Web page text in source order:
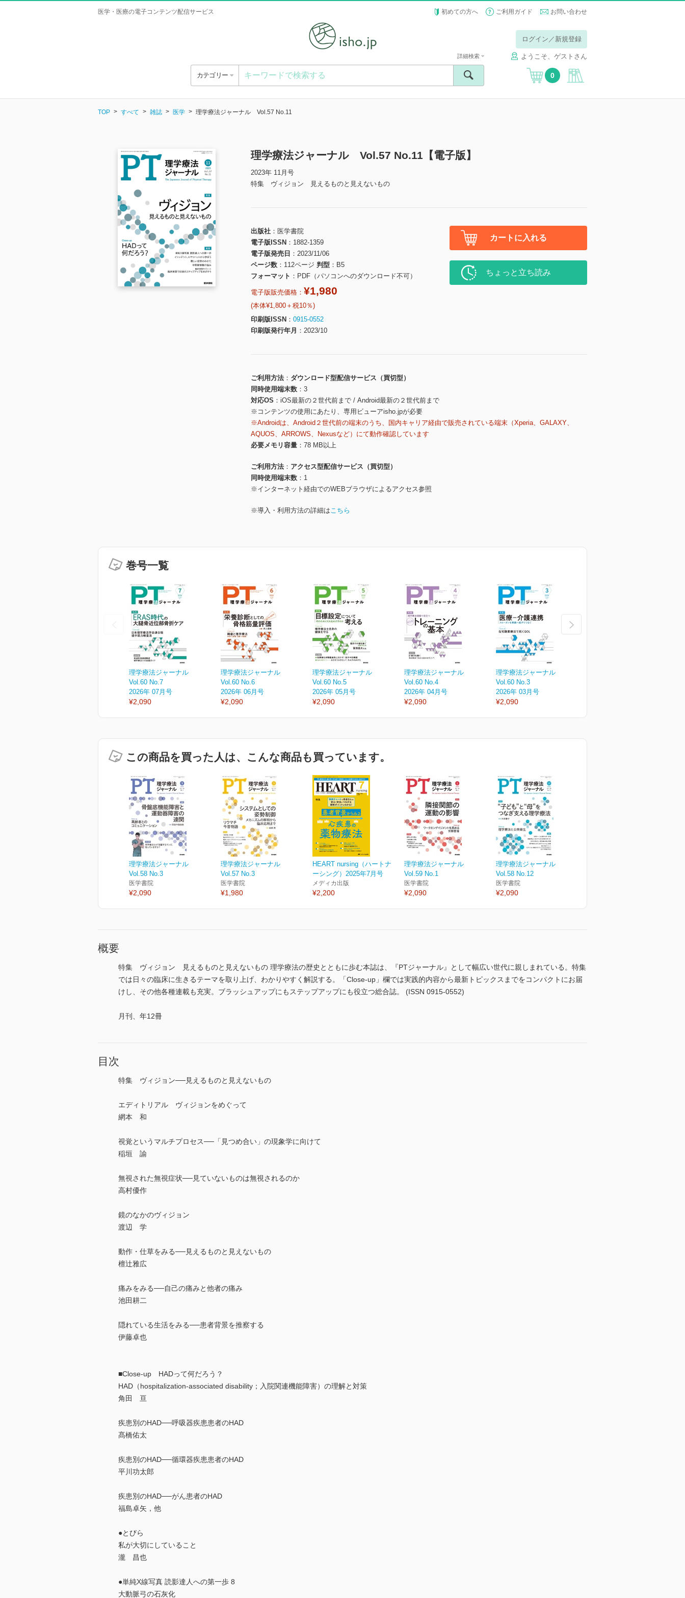
医学・医療の電子コンテンツ配信サービス 初めての方へ ご利用ガイド お問い合わせ
ログイン／新規登録
ようこそ、ゲストさん
カテゴリー
詳細検索
0
TOP すべて 雑誌 医学 理学療法ジャーナル Vol.57 No.11
理学療法ジャーナル Vol.57 No.11【電子版】
2023年 11月号
特集 ヴィジョン 見えるものと見えないもの
出版社
医学書院
電子版ISSN
1882-1359
電子版発売日
2023/11/06
ページ数
112ページ 判型
B5
フォーマット
PDF（パソコンへのダウンロード不可）
電子版販売価格： ¥1,980
(本体¥1,800＋税10％)
印刷版ISSN
0915-0552
印刷版発行年月
2023/10
カートに入れる
ちょっと立ち読み
ご利用方法
ダウンロード型配信サービス（買切型）
同時使用端末数
3
対応OS
iOS最新の２世代前まで / Android最新の２世代前まで
※コンテンツの使用にあたり、専用ビューアisho.jpが必要
※Androidは、Android２世代前の端末のうち、国内キャリア経由で販売されている端末（Xperia、GALAXY、
AQUOS、ARROWS、Nexusなど）にて動作確認しています
必要メモリ容量
78 MB以上
ご利用方法
アクセス型配信サービス（買切型）
同時使用端末数
1
※インターネット経由でのWEBブラウザによるアクセス参照
※導入・利用方法の詳細はこちら
巻号一覧
理学療法ジャーナル
Vol.60 No.7
2026年 07月号
¥2,090
理学療法ジャーナル
Vol.60 No.6
2026年 06月号
¥2,090
理学療法ジャーナル
Vol.60 No.5
2026年 05月号
¥2,090
理学療法ジャーナル
Vol.60 No.4
2026年 04月号
¥2,090
理学療法ジャーナル
Vol.60 No.3
2026年 03月号
¥2,090
この商品を買った人は、こんな商品も買っています。
理学療法ジャーナル
Vol.58 No.3
医学書院
¥2,090
理学療法ジャーナル
Vol.57 No.3
医学書院
¥1,980
HEART nursing（ハートナ
ーシング）2025年7月号
メディカ出版
¥2,200
理学療法ジャーナル
Vol.59 No.1
医学書院
¥2,090
理学療法ジャーナル
Vol.58 No.12
医学書院
¥2,090
概要
特集 ヴィジョン 見えるものと見えないもの 理学療法の歴史とともに歩む本誌は、『PTジャーナル』として幅広い世代に親しまれている。特集
では日々の臨床に生きるテーマを取り上げ、わかりやすく解説する。「Close-up」欄では実践的内容から最新トピックスまでをコンパクトにお届
けし、その他各種連載も充実。ブラッシュアップにもステップアップにも役立つ総合誌。 (ISSN 0915-0552)
月刊、年12冊
目次
特集 ヴィジョン──見えるものと見えないもの
エディトリアル ヴィジョンをめぐって
網本 和
視覚というマルチプロセス──「見つめ合い」の現象学に向けて
稲垣 諭
無視された無視症状──見ていないものは無視されるのか
高村優作
鏡のなかのヴィジョン
渡辺 学
動作・仕草をみる──見えるものと見えないもの
檀辻雅広
痛みをみる──自己の痛みと他者の痛み
池田耕二
隠れている生活をみる──患者背景を推察する
伊藤卓也
■Close-up HADって何だろう？
HAD（hospitalization-associated disability；入院関連機能障害）の理解と対策
角田 亘
疾患別のHAD──呼吸器疾患患者のHAD
髙橋佑太
疾患別のHAD──循環器疾患患者のHAD
平川功太郎
疾患別のHAD──がん患者のHAD
福島卓矢，他
●とびら
私が大切にしていること
瀧 昌也
●単純X線写真 読影達人への第一歩 8
大動脈弓の石灰化